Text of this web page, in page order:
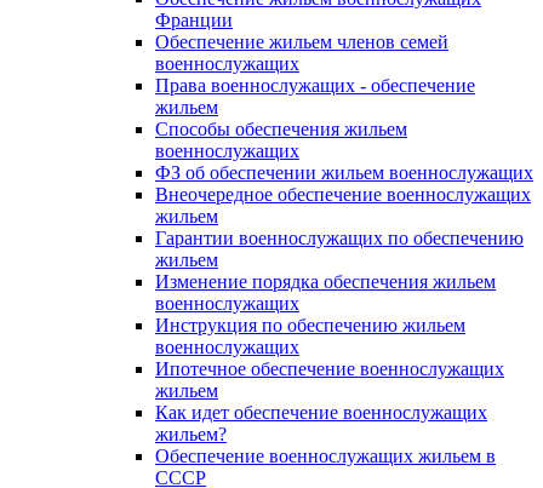
Франции
Обеспечение жильем членов семей
военнослужащих
Права военнослужащих - обеспечение
жильем
Способы обеспечения жильем
военнослужащих
ФЗ об обеспечении жильем военнослужащих
Внеочередное обеспечение военнослужащих
жильем
Гарантии военнослужащих по обеспечению
жильем
Изменение порядка обеспечения жильем
военнослужащих
Инструкция по обеспечению жильем
военнослужащих
Ипотечное обеспечение военнослужащих
жильем
Как идет обеспечение военнослужащих
жильем?
Обеспечение военнослужащих жильем в
СССР